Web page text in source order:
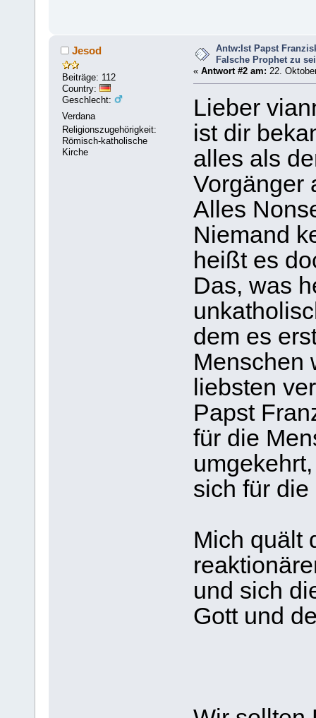
Jesod
Beiträge: 112
Country:
Geschlecht:
Verdana
Religionszugehörigkeit:
Römisch-katholische
Kirche
Antw:Ist Papst
Falsche Prophet zu
« Antwort #2 am: 22.
Lieber
ist dir
alles als
Vorgänger
Alles
Niemand
heißt es
Das, was
dem es
Menschen
liebsten
Papst
für die
sich
Mich quält
und sich
Gott und